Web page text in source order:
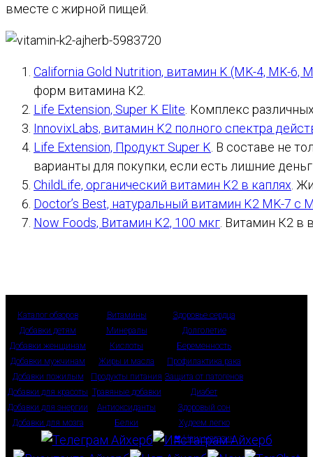
вместе с жирной пищей.
California Gold Nutrition, витамин K (MK-4, MK-6,
форм витамина К2.
Life Extension, Super K Elite . Комплекс
InnovixLabs, витамин K2 полного спектра
Life Extension, Продукт Super K . В составе не
варианты для покупки, если есть лишние
ChildLife, органический витамин K2 в каплях .
Doctor’s Best, натуральный витамин K2 MK-7 с
Now Foods, Витамин K2, 100 мкг . Витамин К2 в
Каталог обзоров
Добавки детям
Добавки женщинам
Добавки мужчинам
Добавки пожилым
Добавки для красоты
Добавки для энергии
Добавки для мозга
Витамины
Минералы
Кислоты
Жиры и масла
Продукты питания
Травяные добавки
Антиоксиданты
Белки
Здоровье сердца
Долголетие
Беременность
Профилактика рака
Защита от патогенов
Диабет
Здоровый сон
Худеем легко
❤ Наш магазин